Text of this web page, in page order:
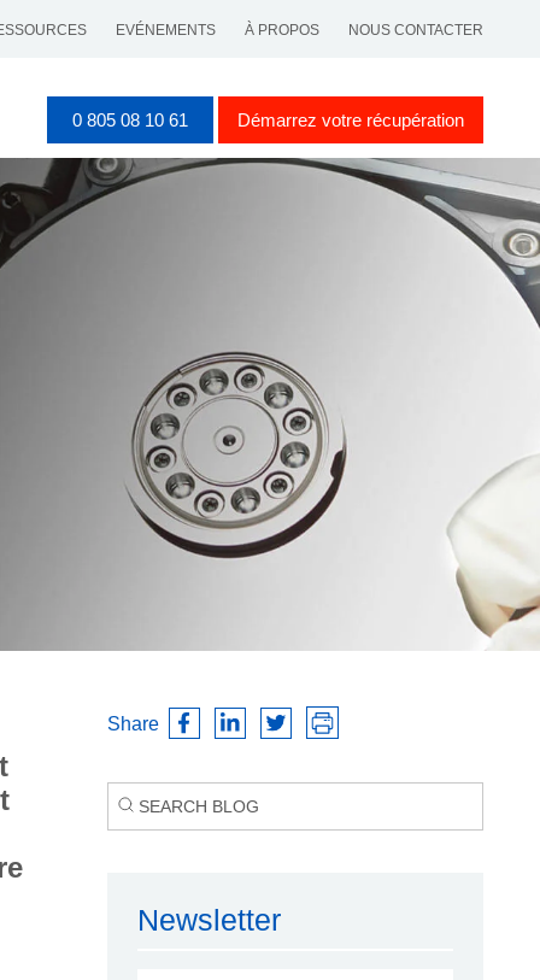
EVÉNEMENTS À PROPOS NOUS CONTACTER
0 805 08 10 61 Démarrez votre récupération
Share
Newsletter